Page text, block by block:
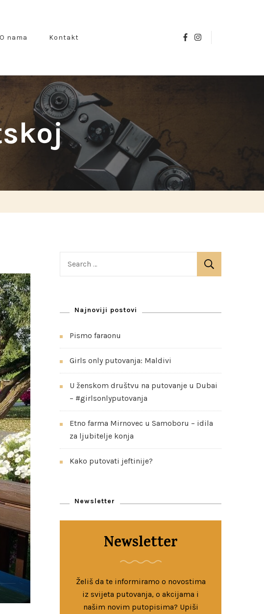
O nama Kontakt
c
o
r
:
Najnoviji postovi
Pismo faraonu
Girls only putovanja: Maldivi
U ženskom društvu na putovanje u Dubai
– #girlsonlyputovanja
Etno farma Mirnovec u Samoboru – idila
za ljubitelje konja
Kako putovati jeftinije?
Newsletter
Newsletter
Želiš da te informiramo o novostima
iz svijeta putovanja, o akcijama i
našim novim putopisima? Upiši